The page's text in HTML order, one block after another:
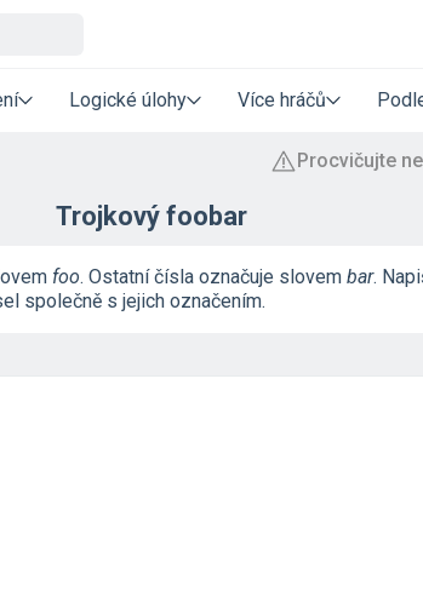
Logické úlohy Více hráčů
Trojkový foobar
foo. Ostatní čísla označuje slovem bar.
společně s jejich označením.